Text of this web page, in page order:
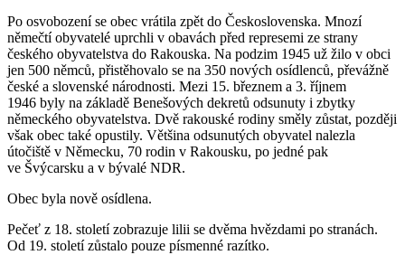
Po osvobození se obec vrátila zpět do Československa. Mnozí
němečtí obyvatelé uprchli v obavách před represemi ze strany
českého obyvatelstva do Rakouska. Na podzim 1945 už žilo v obci
jen 500 němců, přistěhovalo se na 350 nových osídlenců, převážně
české a slovenské národnosti. Mezi 15. březnem a 3. říjnem
1946 byly na základě Benešových dekretů odsunuty i zbytky
německého obyvatelstva. Dvě rakouské rodiny směly zůstat, později
však obec také opustily. Většina odsunutých obyvatel nalezla
útočiště v Německu, 70 rodin v Rakousku, po jedné pak
ve Švýcarsku a v bývalé NDR.
Obec byla nově osídlena.
Pečeť z 18. století zobrazuje lilii se dvěma hvězdami po stranách.
Od 19. století zůstalo pouze písmenné razítko.